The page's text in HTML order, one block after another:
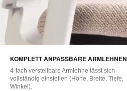
KOMPLETT ANPASSBARE ARMLEHNEN
4-fach verstellbare Armlehne lässt sich
vollständig einstellen (Höhe, Breite, Tiefe,
Winkel).